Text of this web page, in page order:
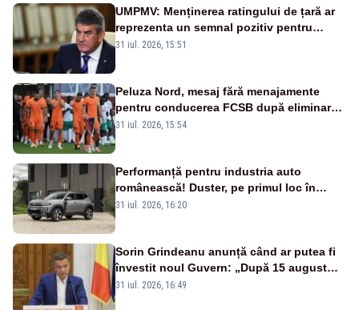
UMPMV: Menținerea ratingului de țară ar
reprezenta un semnal pozitiv pentru
România. Autoritățile trebuie să continue
31 iul. 2026, 15:51
Peluza Nord, mesaj fără menajamente
pentru conducerea FCSB după eliminarea
rușinoasă din Conference League
31 iul. 2026, 15:54
Performanță pentru industria auto
românească! Duster, pe primul loc în
topul vânzărilor din Ucraina
31 iul. 2026, 16:20
Sorin Grindeanu anunță când ar putea fi
învestit noul Guvern: „După 15 august
sunt șanse mai mari”
31 iul. 2026, 16:49